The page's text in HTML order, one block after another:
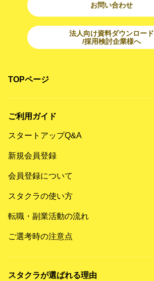
お問い合わせ
法人向け資料ダウンロード
/採用検討企業様へ
TOPページ
ご利用ガイド
スタートアップQ&A
新規会員登録
会員登録について
スタクラの使い方
転職・副業活動の流れ
ご選考時の注意点
スタクラが選ばれる理由